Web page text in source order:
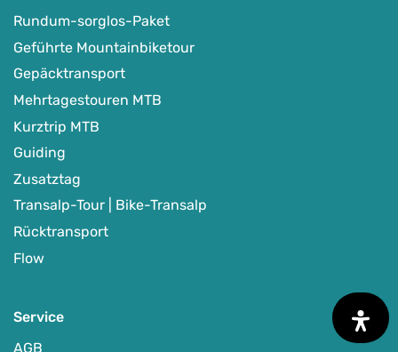
Rundum-sorglos-Paket
Geführte Mountainbiketour
Gepäcktransport
Mehrtagestouren MTB
Kurztrip MTB
Guiding
Zusatztag
Transalp-Tour | Bike-Transalp
Rücktransport
Flow
Service
AGB